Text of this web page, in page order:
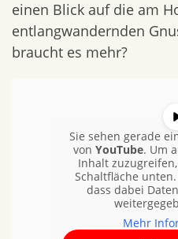
einen Blick auf die am
entlangwandernden
braucht es mehr?
Sie sehen gerade
von YouTube. Um
Inhalt
Schaltfläche
dass dabei
Mehr